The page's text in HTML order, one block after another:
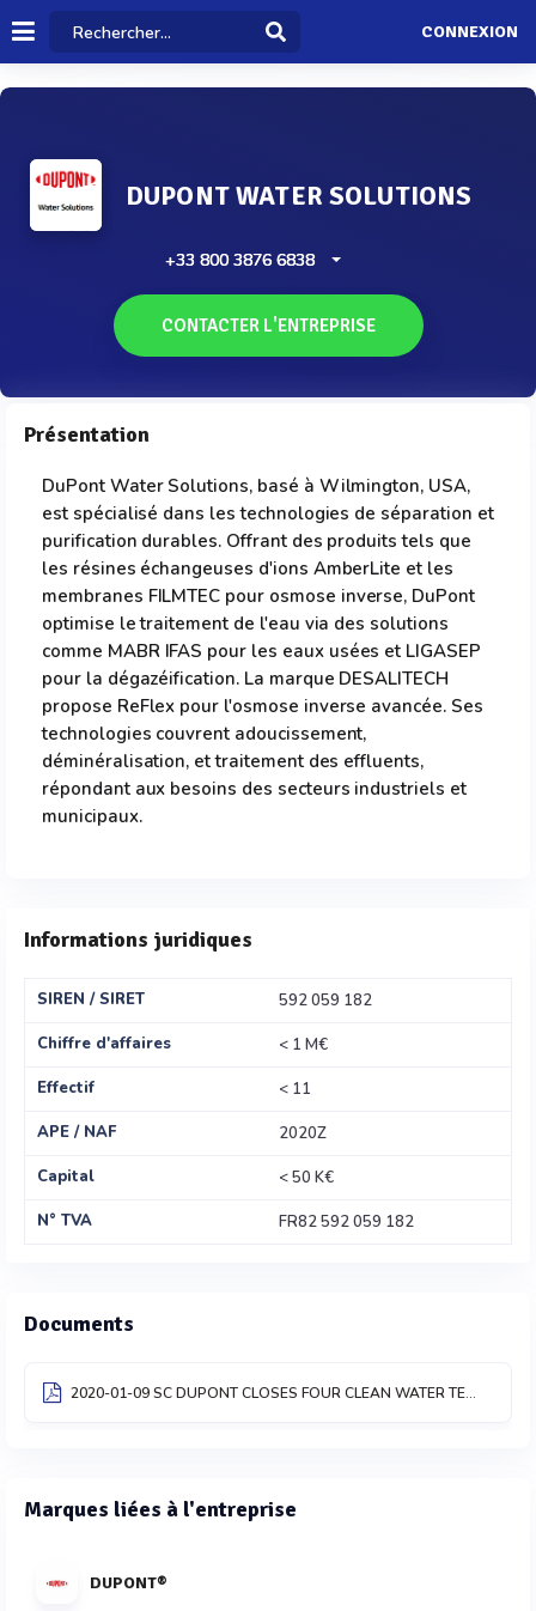
CONNEXION
DUPONT WATER SOLUTIONS
+33 800 3876 6838
CONTACTER L'ENTREPRISE
Présentation
DuPont Water Solutions, basé à Wilmington, USA,
est spécialisé dans les technologies de séparation et
purification durables. Offrant des produits tels que
les résines échangeuses d'ions AmberLite et les
membranes FILMTEC pour osmose inverse, DuPont
optimise le traitement de l'eau via des solutions
comme MABR IFAS pour les eaux usées et LIGASEP
pour la dégazéification. La marque DESALITECH
propose ReFlex pour l'osmose inverse avancée. Ses
technologies couvrent adoucissement,
déminéralisation, et traitement des effluents,
répondant aux besoins des secteurs industriels et
municipaux.
Informations juridiques
SIREN / SIRET
592 059 182
Chiffre d'affaires
< 1 M€
Effectif
< 11
APE / NAF
2020Z
Capital
< 50 K€
N° TVA
FR82 592 059 182
Documents
2020-01-09 SC DUPONT CLOSES FOUR CLEAN WATER TECHNOLOGY ACQUISITIONS FINAL
Marques liées à l'entreprise
DUPONT®